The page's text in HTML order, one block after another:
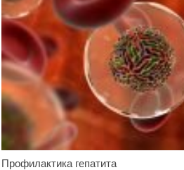
Профилактика гепатита